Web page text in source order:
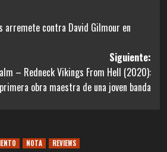
arremete contra David Gilmour en
Siguiente:
– Redneck Vikings From Hell (2020):
obra maestra de una joven banda
NOTA REVIEWS